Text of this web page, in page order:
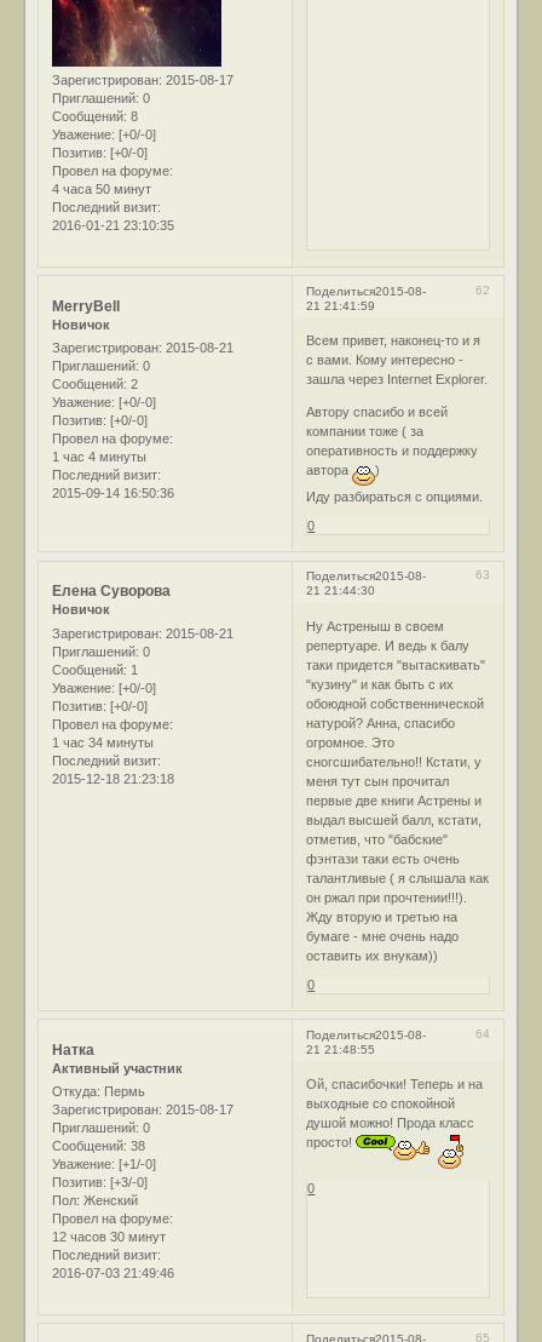
Зарегистрирован: 2015-08-17
Приглашений: 0
Сообщений: 8
Уважение: [+0/-0]
Позитив: [+0/-0]
Провел на форуме:
4 часа 50 минут
Последний визит:
2016-01-21 23:10:35
Поделиться 62
2015-08-
21 21:41:59
MerryBell
Новичок
Зарегистрирован: 2015-08-21
Приглашений: 0
Сообщений: 2
Уважение: [+0/-0]
Позитив: [+0/-0]
Провел на форуме:
1 час 4 минуты
Последний визит:
2015-09-14 16:50:36
Всем привет, наконец-то и я
с вами. Кому интересно -
зашла через Internet Explorer.
Автору спасибо и всей
компании тоже ( за
оперативность и поддержку
автора
)
Иду разбираться с опциями.
0
Поделиться 63
2015-08-
21 21:44:30
Елена Суворова
Новичок
Зарегистрирован: 2015-08-21
Приглашений: 0
Сообщений: 1
Уважение: [+0/-0]
Позитив: [+0/-0]
Провел на форуме:
1 час 34 минуты
Последний визит:
2015-12-18 21:23:18
Ну Астреныш в своем
репертуаре. И ведь к балу
таки придется "вытаскивать"
"кузину" и как быть с их
обоюдной собственнической
натурой? Анна, спасибо
огромное. Это
сногсшибательно!! Кстати, у
меня тут сын прочитал
первые две книги Астрены и
выдал высшей балл, кстати,
отметив, что "бабские"
фэнтази таки есть очень
талантливые ( я слышала как
он ржал при прочтении!!!).
Жду вторую и третью на
бумаге - мне очень надо
оставить их внукам))
0
Поделиться 64
2015-08-
21 21:48:55
Натка
Активный участник
Откуда: Пермь
Зарегистрирован: 2015-08-17
Приглашений: 0
Сообщений: 38
Уважение: [+1/-0]
Позитив: [+3/-0]
Пол: Женский
Провел на форуме:
12 часов 30 минут
Последний визит:
2016-07-03 21:49:46
Ой, спасибочки! Теперь и на
выходные со спокойной
душой можно! Прода класс
просто!
0
Поделиться 65
2015-08-